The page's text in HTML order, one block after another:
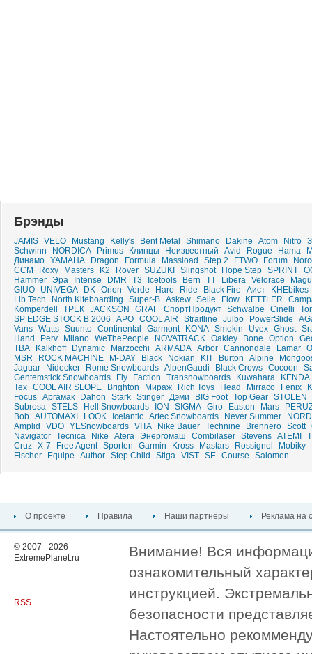
Брэнды
JAMIS VELO Mustang Kelly's Bent Metal Shimano Dakine Atom Nitro
Schwinn
NORDICA Primus Клинцы Неизвестный Avid Rogue Hama
Динамо YAMAHA Dragon Formula Massload Step 2 FTWO Forum
CCM
Roxy Masters K2 Rover SUZUKI Slingshot Hope Step SPRINT
Hammer Эра Intense DMR T3 Icetools Bern ТТ Libera Velorace
GIUO
UNIVEGA DK Orion Verde Haro Ride Black Fire Аист
KHEbikes
Lib Tech
North Kiteboarding Super-B Askew Selle Flow KETTLER
Komperdell
ТРЕК JACKSON GRAF СпортПродукт Schwalbe Cinelli
SP EDGE STOCK B 2006
APO COOL AIR Straitline Julbo PowerSlide
Vans Watts Suunto Continental Garmont KONA Smokin Uvex Ghost
Hand
Perv Milano WeThePeople NOVATRACK Oakley Bone Option
TBA
Kalkhoff Dynamic Marzocchi ARMADA Arbor Cannondale Lamar
MSR
ROCK MACHINE M-DAY Black Nokian KIT Burton Alpine
Jaguar
Nidecker Rome Snowboards AlpenGaudi Black Crows Cocoon
Gentemstick Snowboards
Fly Faction Transnowboards Kuwahara
KENDA
Tex COOL AIR SLOPE Brighton Мираж Rich Toys Head Mirraco Fenix
Focus Аргамак Dahon Stark Stinger Дэми BIG Foot Top Gear STOLEN
Subrosa STELS Hell Snowboards ION SIGMA Giro Easton Mars
Bob AUTOMAXI LOOK Icelantic Artec Snowboards Never Summer
Amplid
VDO YESnowboards VITA Nike Bauer Technine Brennero Scott
Navigator Tecnica Nike Atera Энергомаш Combilaser Stevens ATEMI
Cruz X-7 Free Agent Sporten Garmin Kross Mastars Rossignol Mobiky
Fischer
Equipe Author Step Child Stiga VIST SE Course Salomon
О проекте Правила Наши партнёры Реклама на
© 2007 - 2026
ExtremePlanet.ru
RSS
Внимание! Вся
ознакомительный
инструкцией.
безопасности
Настоятельно